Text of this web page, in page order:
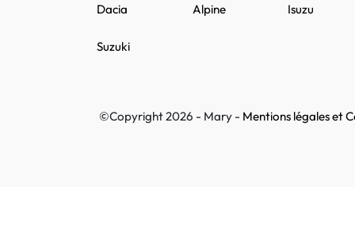
Dacia Alpine Isuzu
Suzuki
©Copyright 2026 - Mary - Mentions légales et